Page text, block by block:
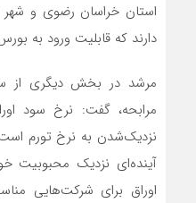
استان خراسان رضوی و
دارند که قابلیت ورود به
مرشد در بخش دیگری از
مرابحه، گفت: نرخ سود
نزدیک‌شدن به نرخ تورم
آینده‌ای نزدیک محبوبیت
اوراق برای شرکت‌هایی